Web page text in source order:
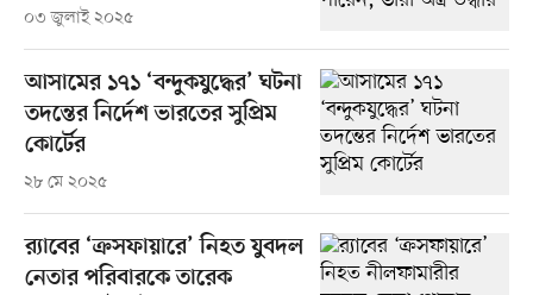
০৩ জুলাই ২০২৫
আসামের ১৭১ ‘বন্দুকযুদ্ধের’ ঘটনা
তদন্তের নির্দেশ ভারতের সুপ্রিম
কোর্টের
২৮ মে ২০২৫
র‌্যাবের ‘ক্রসফায়ারে’ নিহত যুবদল
নেতার পরিবারকে তারেক